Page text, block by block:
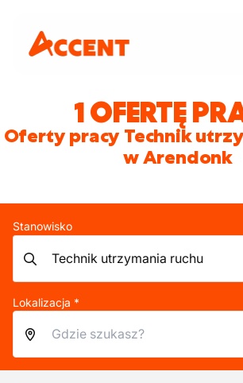
1 OFERTĘ
Oferty pracy Technik
w Arendonk
Stanowisko
Lokalizacja *